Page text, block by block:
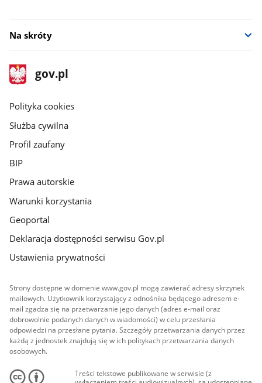
Na skróty
stopka
gov.pl
Strona
gov.pl
gov.pl
Polityka cookies
Służba cywilna
Profil zaufany
BIP
Prawa autorskie
Warunki korzystania
Geoportal
Deklaracja dostępności serwisu Gov.pl
Ustawienia prywatności
Strony dostępne w domenie www.gov.pl mogą zawierać adresy skrzynek
mailowych. Użytkownik korzystający z odnośnika będącego adresem e-
mail zgadza się na przetwarzanie jego danych (adres e-mail oraz
dobrowolnie podanych danych w wiadomości) w celu przesłania
odpowiedzi na przesłane pytania. Szczegóły przetwarzania danych przez
każdą z jednostek znajdują się w ich politykach przetwarzania danych
osobowych.
Treści tekstowe publikowane w serwisie (z